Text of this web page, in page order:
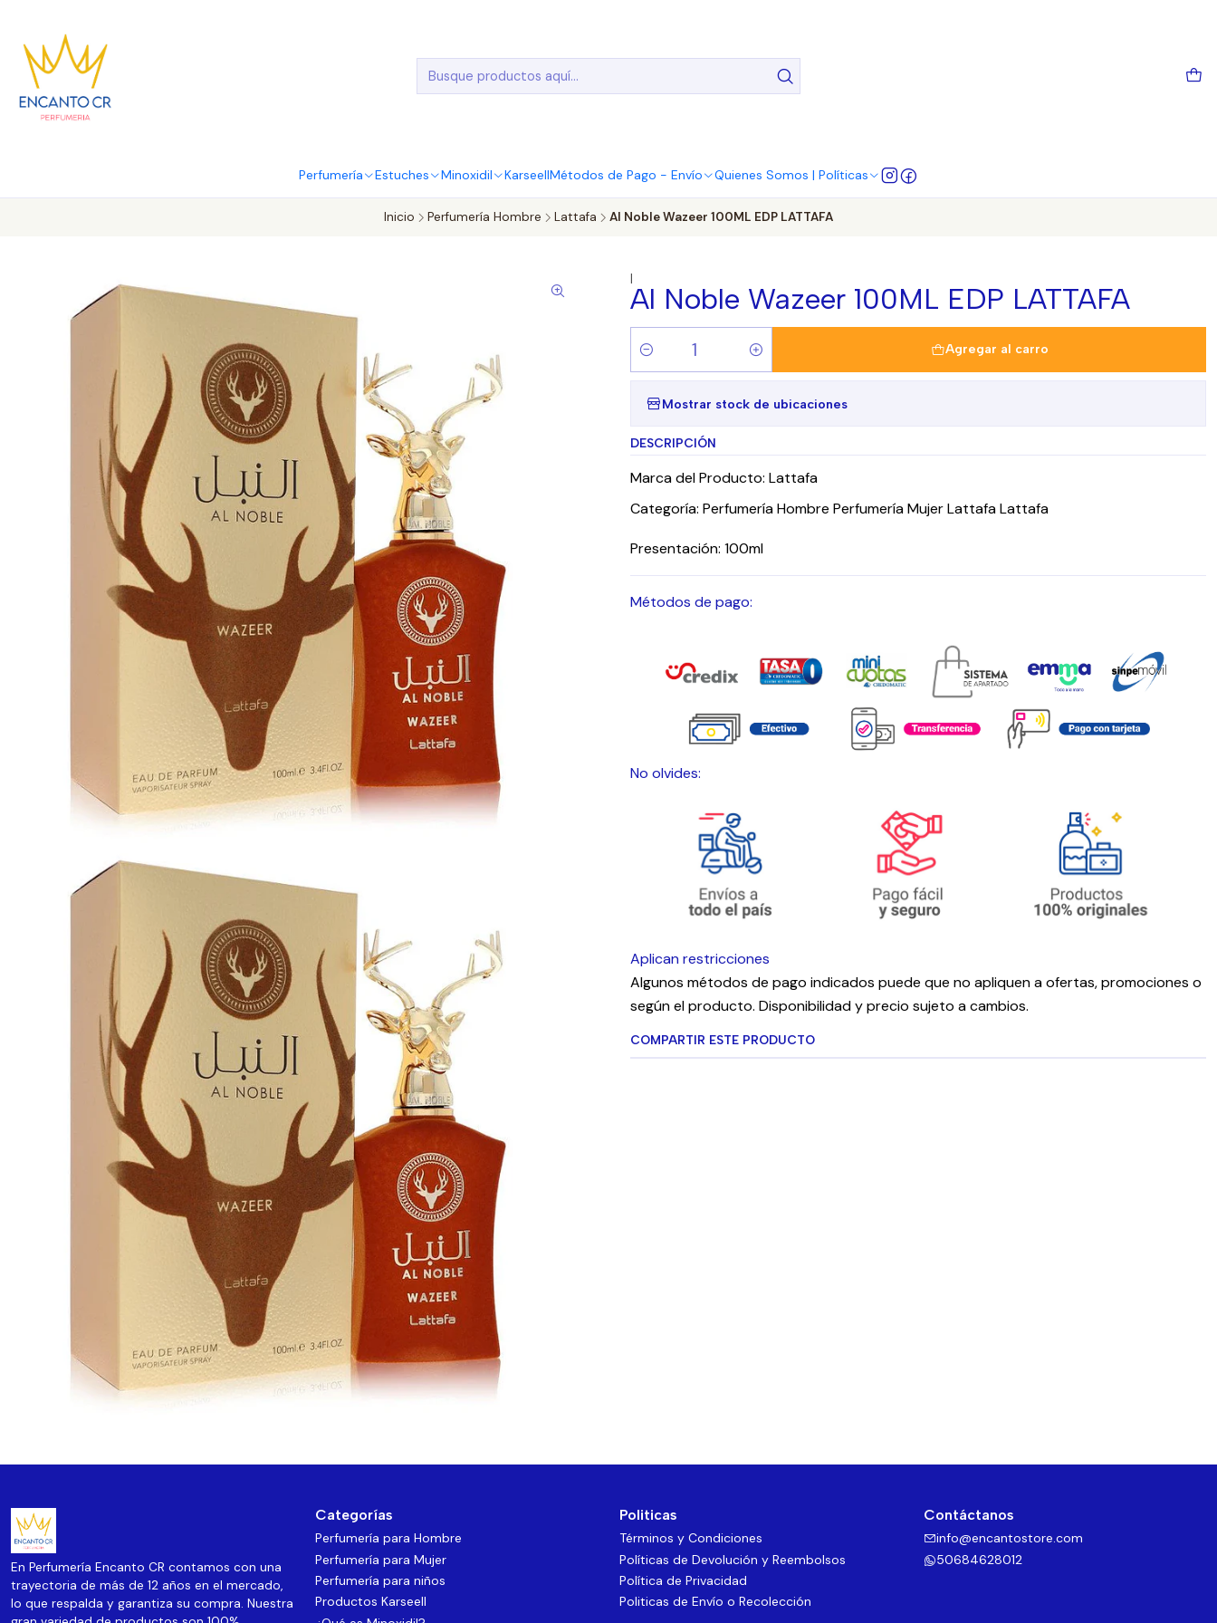
Perfumería Estuches Minoxidil KarseellMétodos de Pago - Envío Quienes Somos | Políticas
Inicio Perfumería Hombre Lattafa Al Noble Wazeer 100ML EDP LATTAFA
|
Al Noble Wazeer 100ML EDP LATTAFA
Cantidad
Agregar al carro
Mostrar stock de ubicaciones
DESCRIPCIÓN
Marca del Producto: Lattafa
Categoría: Perfumería Hombre Perfumería Mujer Lattafa Lattafa
Presentación: 100ml
Métodos de pago:
No olvides:
Aplican restricciones
Algunos métodos de pago indicados puede que no apliquen a ofertas, promociones o
según el producto. Disponibilidad y precio sujeto a cambios.
COMPARTIR ESTE PRODUCTO
En Perfumería Encanto CR contamos con una
trayectoria de más de 12 años en el mercado,
lo que respalda y garantiza su compra. Nuestra
Categorías
Perfumería para Hombre
Perfumería para Mujer
Perfumería para niños
Productos Karseell
Politicas
Términos y Condiciones
Políticas de Devolución y Reembolsos
Política de Privacidad
Politicas de Envío o Recolección
Contáctanos
info@encantostore.com
50684628012